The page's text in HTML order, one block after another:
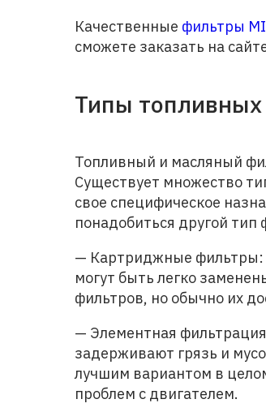
Качественные фильтры
сможете заказать на
Типы
Топливный и масляный
Существует множество
свое специфическое
понадобиться другой
— Картриджные фильтры:
могут быть легко
фильтров, но обычно их
— Элементная
задерживают грязь и
лучшим вариантом в
проблем с двигателем.